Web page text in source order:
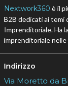
Nextwork360 è il
B2B dedicati ai temi
Imprenditoriale. Ha
imprenditoriale nelle
Indirizzo
Via Moretto da